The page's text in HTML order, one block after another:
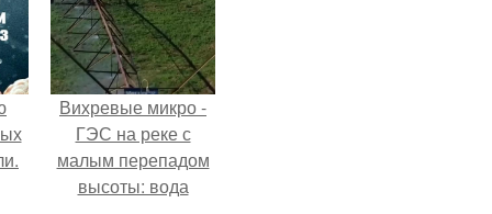
Вихревые микро -
ГЭС на реке с
малым перепадом
высоты: вода